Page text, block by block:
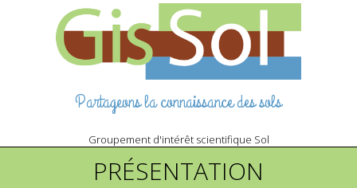
Partageons la connaissance des sols
Groupement d'intérêt scientifique Sol
PRÉSENTATION